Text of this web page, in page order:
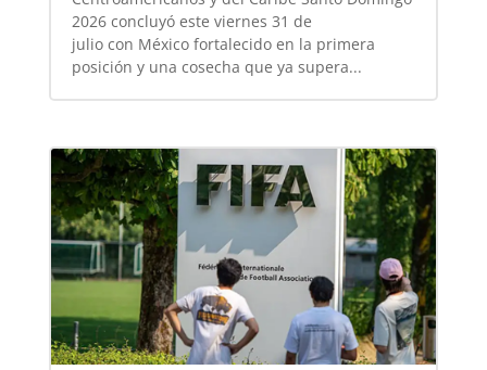
2026 concluyó este viernes 31 de
julio con México fortalecido en la primera
posición y una cosecha que ya supera...